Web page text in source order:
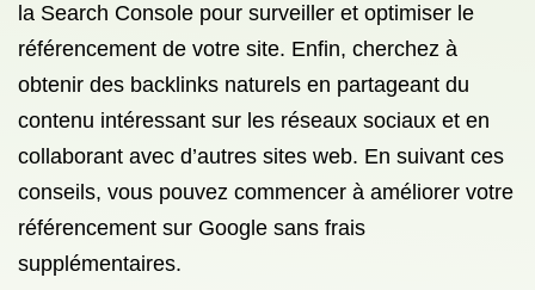
la Search Console pour surveiller et optimiser le
référencement de votre site. Enfin, cherchez à
obtenir des backlinks naturels en partageant du
contenu intéressant sur les réseaux sociaux et en
collaborant avec d’autres sites web. En suivant ces
conseils, vous pouvez commencer à améliorer votre
référencement sur Google sans frais
supplémentaires.